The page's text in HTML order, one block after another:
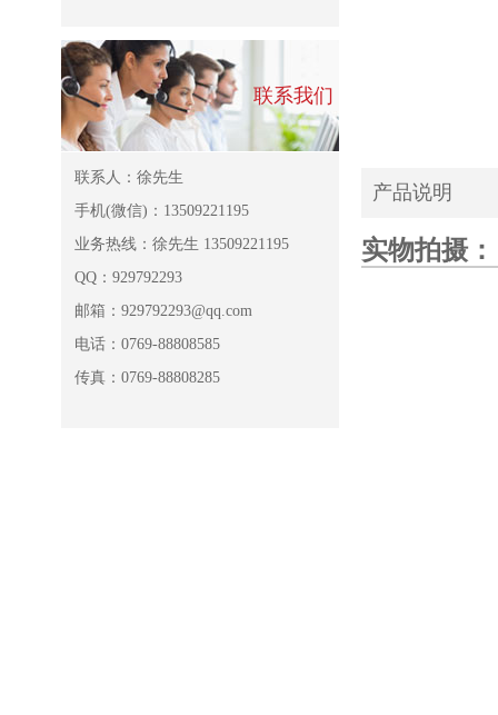
联系我们
联系人：徐先生
手机(微信)：13509221195
业务热线：徐先生 13509221195
QQ：929792293
邮箱：929792293@qq.com
电话：0769-88808585
传真：0769-88808285
产品说明
实物拍摄：